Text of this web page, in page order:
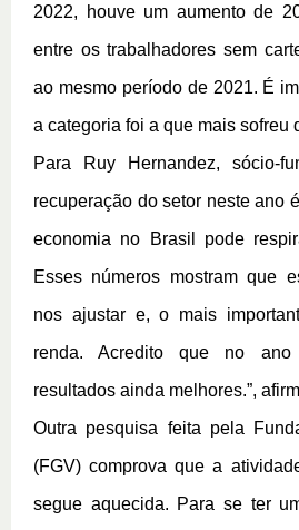
2022, houve um aumento de
entre os trabalhadores sem
ao mesmo período de 2021. É
a categoria foi a que mais sofreu
Para Ruy Hernandez, sócio-
recuperação do setor neste ano
economia no Brasil pode
Esses números mostram que
nos ajustar e, o mais
renda. Acredito que no
resultados ainda melhores.”,
Outra pesquisa feita pela
(FGV) comprova que a
segue aquecida. Para se ter